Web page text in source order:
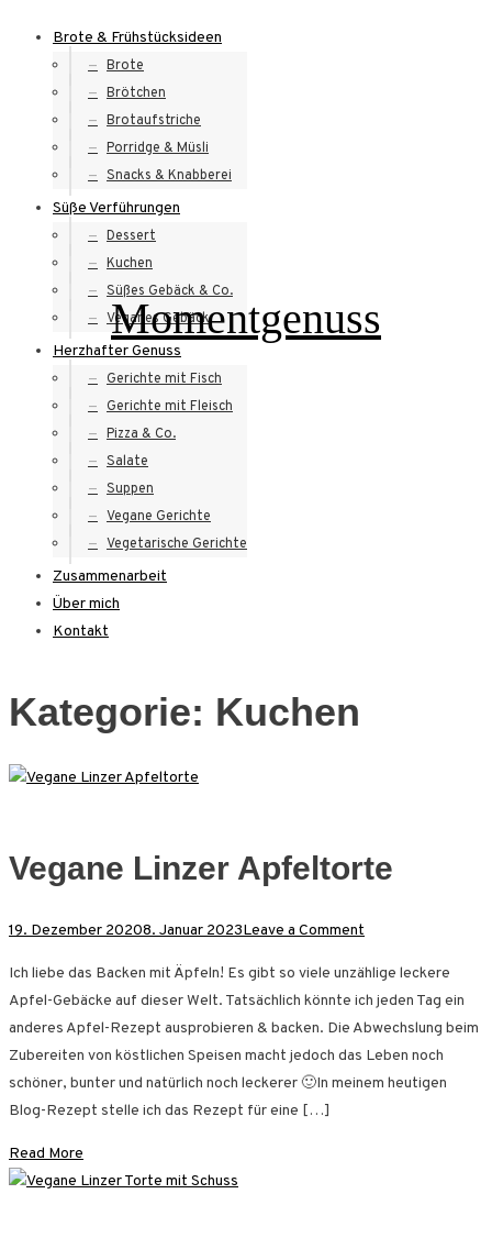
Momentgenuss
Brote & Frühstücksideen
Brote
Brötchen
Brotaufstriche
Porridge & Müsli
Snacks & Knabberei
Süße Verführungen
Dessert
Kuchen
Süßes Gebäck & Co.
Veganes Gebäck
Herzhafter Genuss
Gerichte mit Fisch
Gerichte mit Fleisch
Pizza & Co.
Salate
Suppen
Vegane Gerichte
Vegetarische Gerichte
Zusammenarbeit
Über mich
Kontakt
Kategorie: Kuchen
Vegane Linzer Apfeltorte
19. Dezember 20208. Januar 2023Leave a Comment
Linzer
Apfeltorte
Ich liebe das Backen mit Äpfeln! Es gibt so viele unzählige leckere
Apfel-Gebäcke auf dieser Welt. Tatsächlich könnte ich jeden Tag ein
anderes Apfel-Rezept ausprobieren & backen. Die Abwechslung beim
Zubereiten von köstlichen Speisen macht jedoch das Leben noch
schöner, bunter und natürlich noch leckerer 🙂In meinem heutigen
Blog-Rezept stelle ich das Rezept für eine […]
Read More